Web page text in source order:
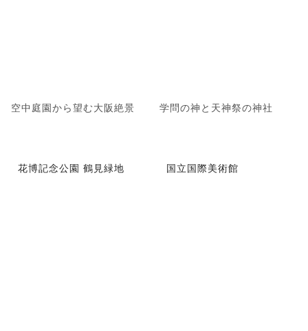
空中庭園から望む大阪絶景 学問の神と天神祭の神社
花博記念公園 鶴見緑地 国立国際美術館